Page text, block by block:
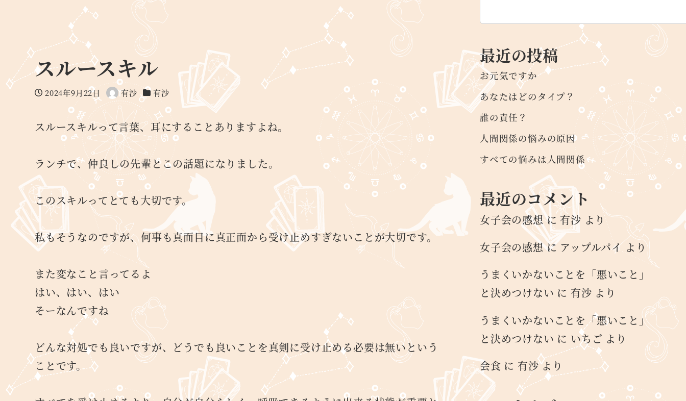
スルースキル
投稿日
2024年9月22日
著
者
有沙
カテゴリー
有沙
スルースキルって言葉、耳にすることありますよね。
ランチで、仲良しの先輩とこの話題になりました。
このスキルってとても大切です。
私もそうなのですが、何事も真面目に真正面から受け止めすぎないことが大切です。
また変なこと言ってるよ
はい、はい、はい
そーなんですね
どんな対処でも良いですが、どうでも良いことを真剣に受け止める必要は無いという
ことです。
最近の投稿
お元気ですか
あなたはどのタイプ？
誰の責任？
人間関係の悩みの原因
すべての悩みは人間関係
最近のコメント
女子会の感想に 有沙 より
女子会の感想にアップルパイ より
うまくいかないことを「悪いこと」
と決めつけない に 有沙 より
うまくいかないことを「悪いこと」
と決めつけない に いちご より
会食 に 有沙より